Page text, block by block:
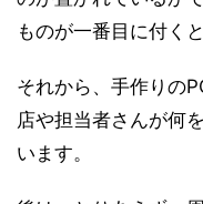
ものが一番目に付く
それから、手作りの
店や担当者さんが何
います。